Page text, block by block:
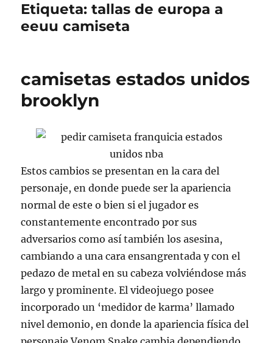
Etiqueta:tallas de europa a
eeuu camiseta
camisetas estados unidos
brooklyn
Estos cambios se presentan en la cara del
personaje, en donde puede ser la apariencia
normal de este o bien si el jugador es
constantemente encontrado por sus
adversarios como así también los asesina,
cambiando a una cara ensangrentada y con el
pedazo de metal en su cabeza volviéndose más
largo y prominente. El videojuego posee
incorporado un ‘medidor de karma’ llamado
nivel demonio, en donde la apariencia física del